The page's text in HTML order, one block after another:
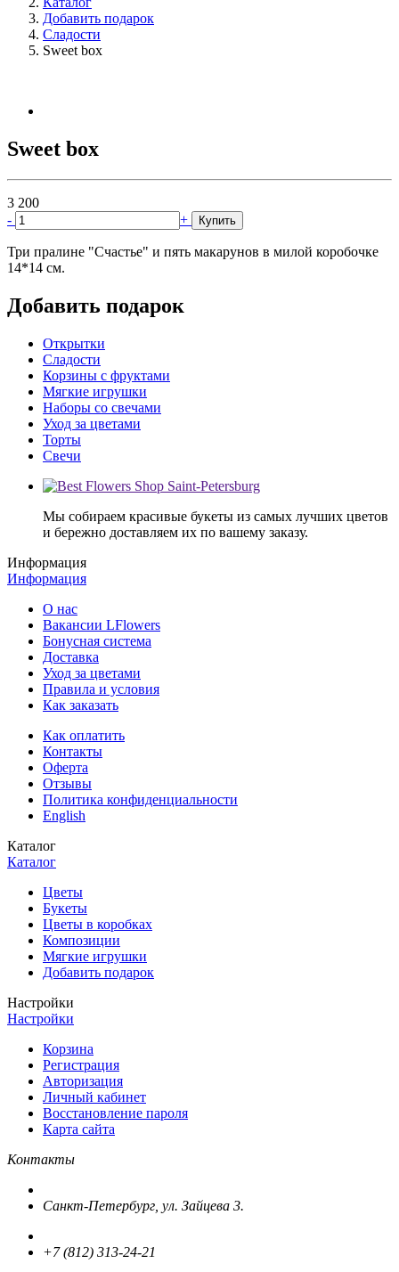
Добавить подарок
Сладости
Sweet box
Sweet box
3 200
-
+ Купить
Три пралине "Счастье" и пять макарунов в милой коробочке
14*14 см.
Добавить подарок
Открытки
Сладости
Корзины с фруктами
Мягкие игрушки
Наборы со свечами
Уход за цветами
Торты
Свечи
Мы собираем красивые букеты из самых лучших цветов
и бережно доставляем их по вашему заказу.
Информация
Информация
О нас
Вакансии LFlowers
Бонусная система
Доставка
Уход за цветами
Правила и условия
Как заказать
Как оплатить
Контакты
Оферта
Отзывы
Политика конфиденциальности
English
Каталог
Каталог
Цветы
Букеты
Цветы в коробках
Композиции
Мягкие игрушки
Добавить подарок
Настройки
Настройки
Корзина
Регистрация
Авторизация
Личный кабинет
Восстановление пароля
Карта сайта
Контакты
Санкт-Петербург, ул. Зайцева 3.
+7 (812) 313-24-21